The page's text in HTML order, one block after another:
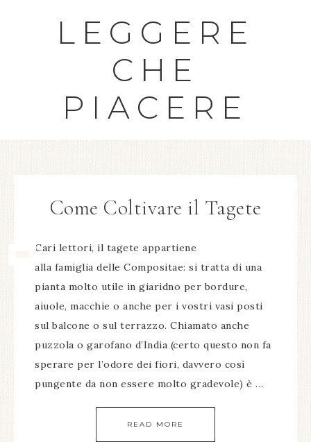
LEGGERE
CHE
PIACERE
Come Coltivare il Tagete
Cari lettori, il tagete appartiene
alla famiglia delle Compositae: si tratta di una
pianta molto utile in giaridno per bordure,
aiuole, macchie o anche per i vostri vasi posti
sul balcone o sul terrazzo. Chiamato anche
puzzola o garofano d’India (certo questo non fa
sperare per l’odore dei fiori, davvero così
pungente da non essere molto gradevole) è …
READ MORE